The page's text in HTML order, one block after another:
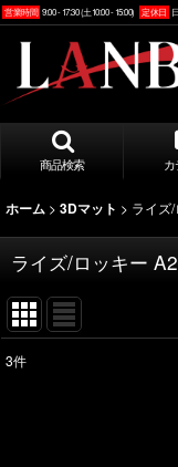
営業時間 9:00 - 17:30 (土10:00 - 15:00) 定休日
商品検索 カ
ホーム > 3Dマット > ライズ
ライズ/ロッキー
3件